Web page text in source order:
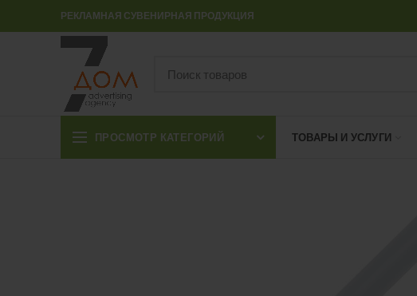
РЕКЛАМНАЯ СУВЕНИРНАЯ ПРОДУКЦИЯ
ПРОСМОТР КАТЕГОРИЙ ТОВАРЫ И УСЛУГИ